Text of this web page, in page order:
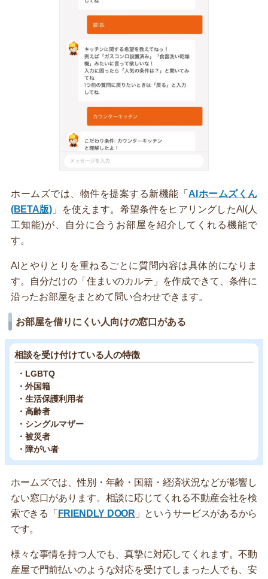
ホームズでは、物件を提案する新機能「AIホームズくん
(BETA版)」を使えます。希望条件をヒアリングしたAI(人
工知能)が、自分に合うお部屋を紹介してくれる機能で
す。
AIとやりとりを重ねるごとに質問内容は具体的になりま
す。自分だけの「住まいのカルテ」を作成できて、条件に
沿ったお部屋をまとめて問い合わせできます。
お部屋を借りにくい人向けの窓口がある
相談を受け付けている人の特徴
・LGBTQ
・外国籍
・生活保護利用者
・高齢者
・シングルマザー
・被災者
・障がい者
ホームズでは、性別・年齢・国籍・経済状況などが影響し
ない窓口があります。相談に応じてくれる不動産会社を検
索できる「 FRIENDLY DOOR 」というサービスがあるから
です。
様々な事情を持つ人でも、真摯に対応してくれます。不動
産屋で門前払いのような対応を受けてしまった人でも、安